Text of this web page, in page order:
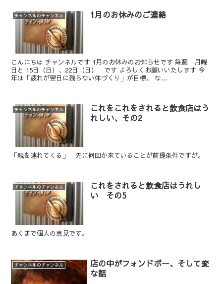
チャンネルのチャンネル 1月のお休みのご連絡
こんにちは チャンネルです 1月のお休みのお知らせです 毎週 月曜
日と 15日（日）、22日（日） です よろしくお願いいたします 今
年は「疲れが翌日に残らない体づくり」が目標、 な...
チャンネルのチャンネル
これをこれをされると飲食店はう
れしい、その2
「親を連れてくる」 先に何回か来ていることが前提条件ですが。
チャンネルのチャンネル
これをされると飲食店はうれし
い その5
あくまで個人の意見です。
チャンネルのチャンネル
店の中がフォンドボー、そして変
な話